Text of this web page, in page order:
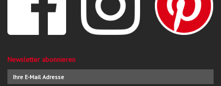
Newsletter abonnieren